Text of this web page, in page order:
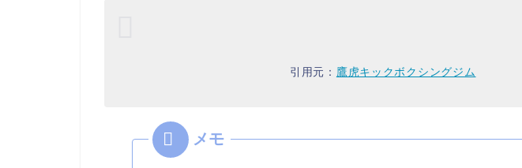
引用元： 鷹虎キックボクシングジム